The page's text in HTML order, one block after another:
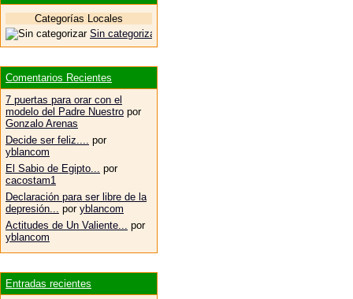
Categorías Locales
Sin categorizar
Comentarios Recientes
7 puertas para orar con el
modelo del Padre Nuestro por
Gonzalo Arenas
Decide ser feliz.... por
yblancom
El Sabio de Egipto... por
cacostam1
Declaración para ser libre de la
depresión... por yblancom
Actitudes de Un Valiente... por
yblancom
Entradas recientes